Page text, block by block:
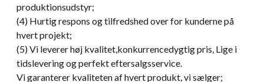
produktionsudstyr;
(4) Hurtig respons og tilfredshed over for kunderne på
hvert projekt;
(5) Vi leverer høj kvalitet,konkurrencedygtig pris, Lige i
tidslevering og perfekt eftersalgsservice.
Vi garanterer kvaliteten af ​​hvert produkt, vi sælger;